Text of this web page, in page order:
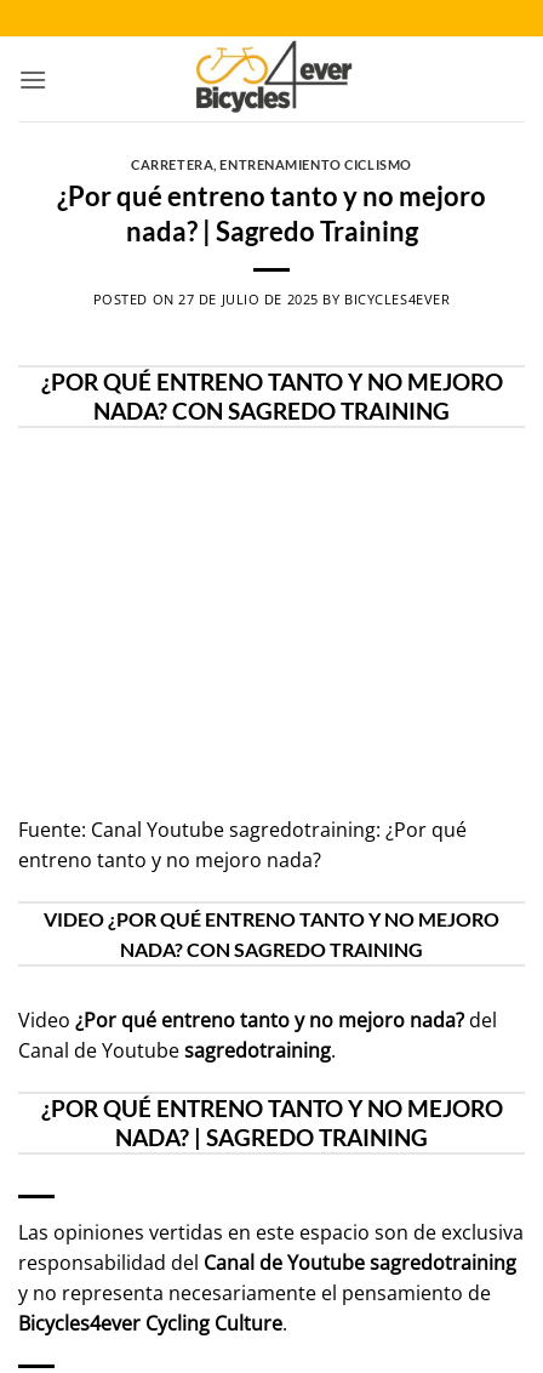
al
contenido
CARRETERA ,ENTRENAMIENTO CICLISMO
¿Por qué entreno tanto y no mejoro
nada? | Sagredo Training
POSTED ON 27 DE JULIO DE 2025 BY BICYCLES4EVER
¿POR QUÉ ENTRENO TANTO Y NO MEJORO
NADA? CON SAGREDO TRAINING
Fuente: Canal Youtube sagredotraining: ¿Por qué
entreno tanto y no mejoro nada?
VIDEO ¿POR QUÉ ENTRENO TANTO Y NO MEJORO
NADA? CON SAGREDO TRAINING
Video ¿Por qué entreno tanto y no mejoro nada?del
Canal de Youtubesagredotraining.
¿POR QUÉ ENTRENO TANTO Y NO MEJORO
NADA? | SAGREDO TRAINING
Las opiniones vertidas en este espacio son de exclusiva
responsabilidad del Canal de Youtubesagredotraining
y no representa necesariamente el pensamiento de
Bicycles4ever Cycling Culture.